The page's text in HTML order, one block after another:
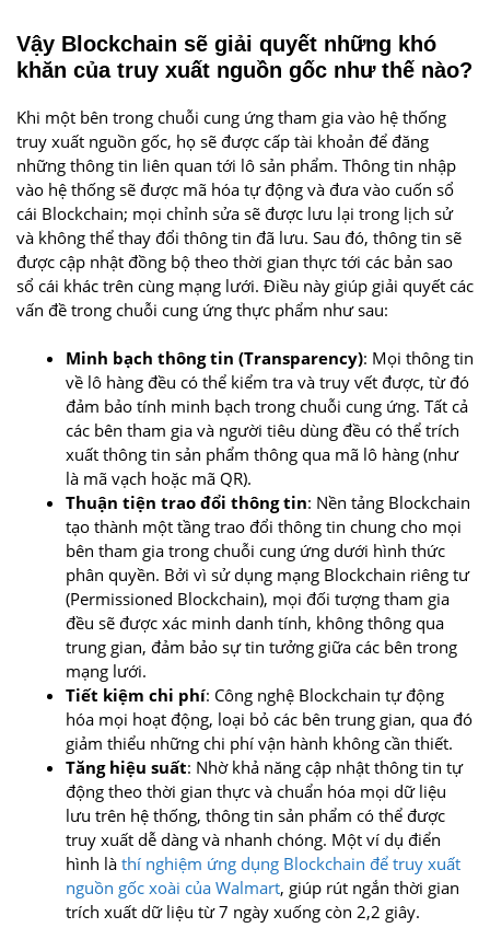
Vậy Blockchain sẽ giải quyết những khó
khăn của truy xuất nguồn gốc như thế nào?
Khi một bên trong chuỗi cung ứng tham gia vào hệ thống
truy xuất nguồn gốc, họ sẽ được cấp tài khoản để đăng
những thông tin liên quan tới lô sản phẩm. Thông tin nhập
vào hệ thống sẽ được mã hóa tự động và đưa vào cuốn sổ
cái Blockchain; mọi chỉnh sửa sẽ được lưu lại trong lịch sử
và không thể thay đổi thông tin đã lưu. Sau đó, thông tin sẽ
được cập nhật đồng bộ theo thời gian thực tới các bản sao
sổ cái khác trên cùng mạng lưới. Điều này giúp giải quyết các
vấn đề trong chuỗi cung ứng thực phẩm như sau:
Minh bạch thông tin (Transparency): Mọi thông tin
về lô hàng đều có thể kiểm tra và truy vết được, từ đó
đảm bảo tính minh bạch trong chuỗi cung ứng. Tất cả
các bên tham gia và người tiêu dùng đều có thể trích
xuất thông tin sản phẩm thông qua mã lô hàng (như
là mã vạch hoặc mã QR).
Thuận tiện trao đổi thông tin: Nền tảng Blockchain
tạo thành một tầng trao đổi thông tin chung cho mọi
bên tham gia trong chuỗi cung ứng dưới hình thức
phân quyền. Bởi vì sử dụng mạng Blockchain riêng tư
(Permissioned Blockchain), mọi đối tượng tham gia
đều sẽ được xác minh danh tính, không thông qua
trung gian, đảm bảo sự tin tưởng giữa các bên trong
mạng lưới.
Tiết kiệm chi phí: Công nghệ Blockchain tự động
hóa mọi hoạt động, loại bỏ các bên trung gian, qua đó
giảm thiểu những chi phí vận hành không cần thiết.
Tăng hiệu suất: Nhờ khả năng cập nhật thông tin tự
động theo thời gian thực và chuẩn hóa mọi dữ liệu
lưu trên hệ thống, thông tin sản phẩm có thể được
truy xuất dễ dàng và nhanh chóng. Một ví dụ điển
hình là thí nghiệm ứng dụng Blockchain để truy xuất
nguồn gốc xoài của Walmart, giúp rút ngắn thời gian
trích xuất dữ liệu từ 7 ngày xuống còn 2,2 giây.